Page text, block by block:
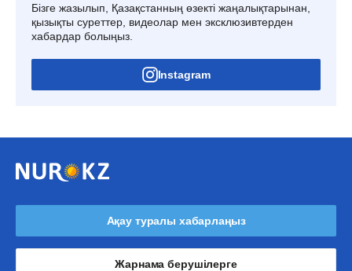
Бізге жазылып, Қазақстанның өзекті жаңалықтарынан,
қызықты суреттер, видеолар мен эксклюзивтерден
хабардар болыңыз.
Instagram
Ақау туралы хабарлаңыз
Жарнама берушілерге